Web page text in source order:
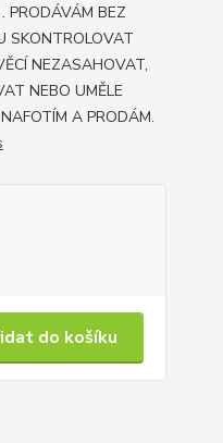
PRODÁVÁM BEZ
SKONTROLOVAT
NEZASAHOVAT,
NEBO UMĚLE
A PRODÁM.
do košíku